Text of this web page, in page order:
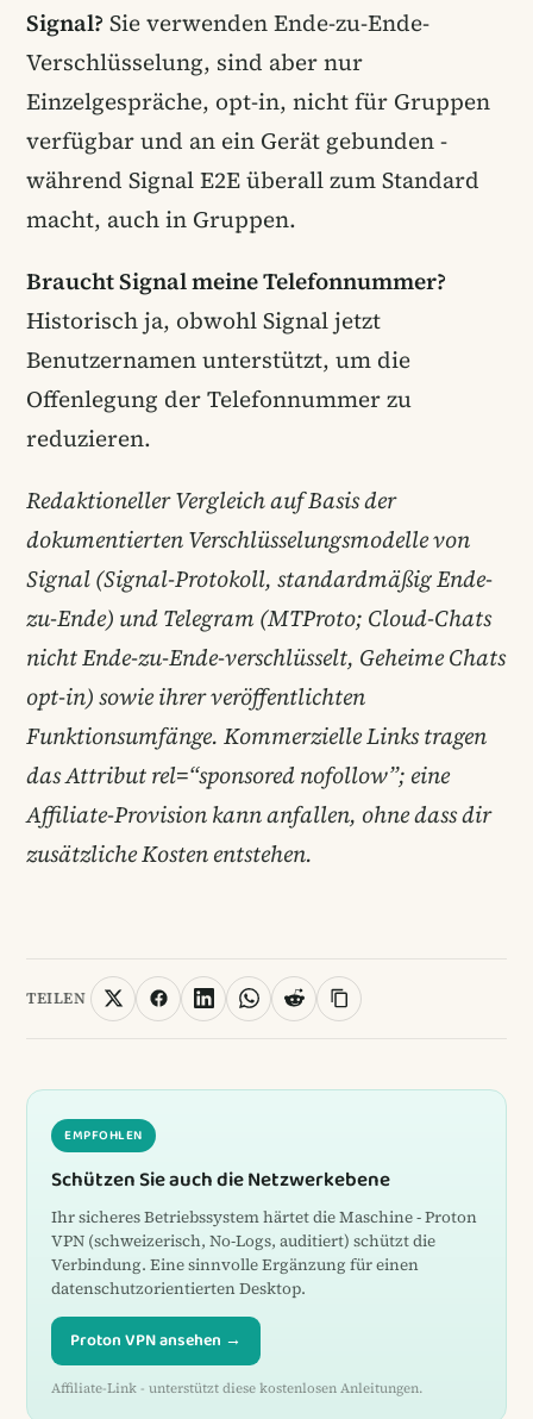
Signal? Sie verwenden Ende-zu-Ende-
Verschlüsselung, sind aber nur
Einzelgespräche, opt-in, nicht für Gruppen
verfügbar und an ein Gerät gebunden -
während Signal E2E überall zum Standard
macht, auch in Gruppen.
Braucht Signal meine Telefonnummer?
Historisch ja, obwohl Signal jetzt
Benutzernamen unterstützt, um die
Offenlegung der Telefonnummer zu
reduzieren.
Redaktioneller Vergleich auf Basis der
dokumentierten Verschlüsselungsmodelle von
Signal (Signal-Protokoll, standardmäßig Ende-
zu-Ende) und Telegram (MTProto; Cloud-Chats
nicht Ende-zu-Ende-verschlüsselt, Geheime Chats
opt-in) sowie ihrer veröffentlichten
Funktionsumfänge. Kommerzielle Links tragen
das Attribut rel=“sponsored nofollow”; eine
Affiliate-Provision kann anfallen, ohne dass dir
zusätzliche Kosten entstehen.
TEILEN
EMPFOHLEN
Schützen Sie auch die Netzwerkebene
Ihr sicheres Betriebssystem härtet die Maschine - Proton
VPN (schweizerisch, No-Logs, auditiert) schützt die
Verbindung. Eine sinnvolle Ergänzung für einen
datenschutzorientierten Desktop.
Proton VPN ansehen →
Affiliate-Link - unterstützt diese kostenlosen Anleitungen.